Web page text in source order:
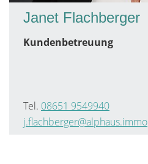
Janet Flachberger
Kundenbetreuung
Tel. 08651 9549940
j.flachberger@alphaus.immo